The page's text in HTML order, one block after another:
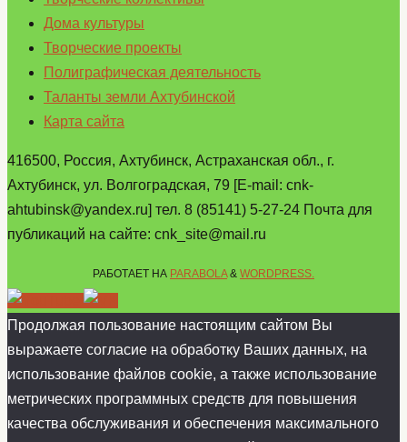
Дома культуры
Творческие проекты
Полиграфическая деятельность
Таланты земли Ахтубинской
Карта сайта
416500, Россия, Ахтубинск, Астраханская обл., г.
Ахтубинск, ул. Волгоградская, 79 [E-mail: cnk-
ahtubinsk@yandex.ru] тел. 8 (85141) 5-27-24 Почта для
публикаций на сайте: cnk_site@mail.ru
РАБОТАЕТ НА PARABOLA& WORDPRESS.
Продолжая пользование настоящим сайтом Вы
выражаете согласие на обработку Ваших данных, на
использование файлов cookie, а также использование
метрических программных средств для повышения
качества обслуживания и обеспечения максимального